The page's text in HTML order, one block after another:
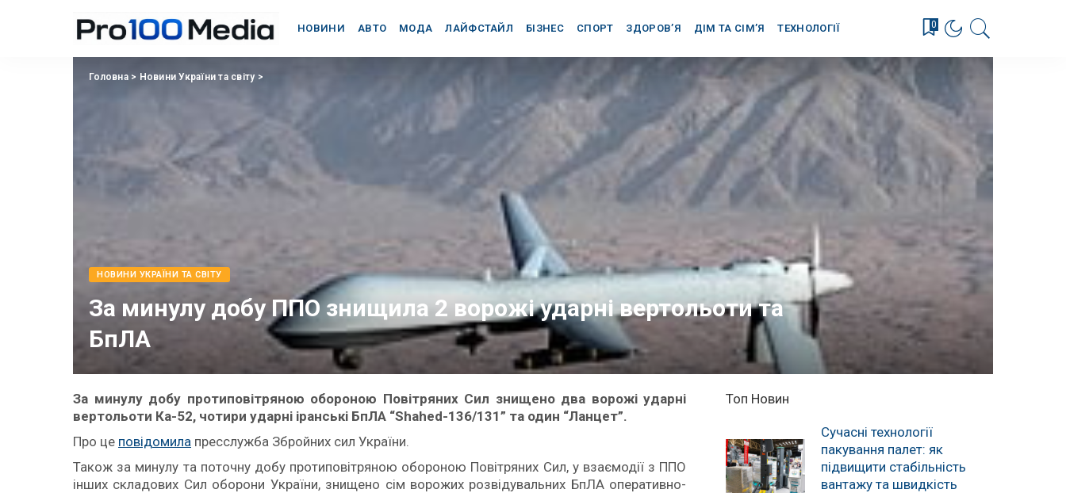
НОВИНИ АВТО МОДА ЛАЙФСТАЙЛ БІЗНЕС СПОРТ ЗДОРОВ’Я ДІМ ТА СІМ’Я ТЕХНОЛОГІЇ 0
Головна> Новини України та світу >
НОВИНИ УКРАЇНИ ТА СВІТУ
За минулу добу ППО знищила 2 ворожі ударні вертольоти та
БпЛА
За минулу добу протиповітряною обороною Повітряних Сил знищено два ворожі ударні
вертольоти Ка-52, чотири ударні іранські БпЛА “Shahed-136/131” та один “Ланцет”.
Про це повідомила пресслужба Збройних сил України.
Також за минулу та поточну добу протиповітряною обороною Повітряних Сил, у взаємодії з ППО
інших складових Сил оборони України, знищено сім ворожих розвідувальних БпЛА оперативно-
Топ Новин
Сучасні технології
пакування палет: як
підвищити стабільність
вантажу та швидкість